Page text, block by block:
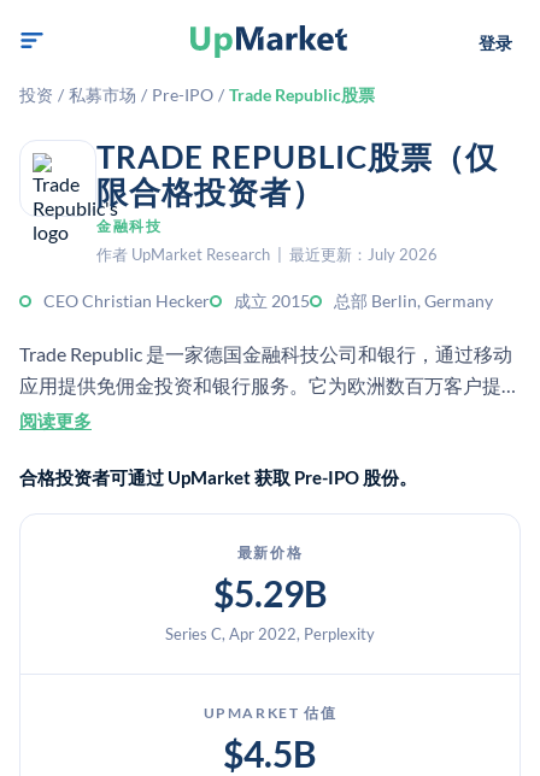
登录
投资 / 私募市场 / Pre-IPO / Trade Republic股票
TRADE REPUBLIC股票（仅
限合格投资者）
金融科技
作者 UpMarket Research | 最近更新：July 2026
CEO Christian Hecker 成立 2015 总部 Berlin, Germany
Trade Republic 是一家德国金融科技公司和银行，通过移动
应用提供免佣金投资和银行服务。它为欧洲数百万客户提供
股票、ETF、衍生品、加密货币和储蓄产品。
阅读更多
合格投资者可通过 UpMarket 获取 Pre-IPO 股份。
最新价格
$5.29B
Series C, Apr 2022, Perplexity
UPMARKET 估值
$4.5B